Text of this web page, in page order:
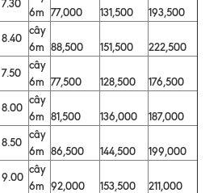
6m 77,000 131,500
193,500
cây
6m 88,500 151,500
222,500
cây
6m 77,500 128,500
176,500
cây
6m 81,500 136,000
187,000
cây
6m 86,500 144,500
199,000
cây
6m 92,000 153,500
211,000